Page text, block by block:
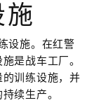
设施。在红警
是战车工厂。
训练设施，并
续生产。